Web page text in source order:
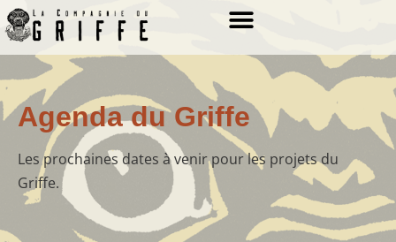
Agenda du Griffe
Les prochaines dates à venir pour les projets du
Griffe.